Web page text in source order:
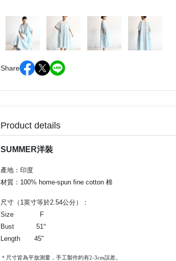
Share
Product details
SUMMER洋裝
產地：印度
材質：100% home-spun fine cotton 棉
尺寸（1英寸等於2.54公分）：
Size F
Bust 51 "
Length 45"
＊尺寸皆為平放測量，手工製作約有2-3cm誤差。